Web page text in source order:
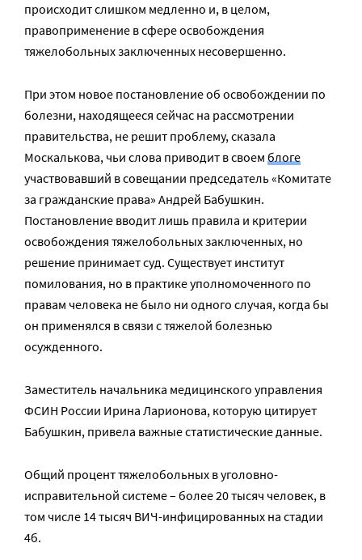
происходит слишком медленно и, в целом,
правоприменение в сфере освобождения
тяжелобольных заключенных несовершенно.
При этом новое постановление об освобождении по
болезни, находящееся сейчас на рассмотрении
правительства, не решит проблему, сказала
Москалькова, чьи слова приводит в своем блоге
участвовавший в совещании председатель «Комитате
за гражданские права» Андрей Бабушкин.
Постановление вводит лишь правила и критерии
освобождения тяжелобольных заключенных, но
решение принимает суд. Существует институт
помилования, но в практике уполномоченного по
правам человека не было ни одного случая, когда бы
он применялся в связи с тяжелой болезнью
осужденного.
Заместитель начальника медицинского управления
ФСИН России Ирина Ларионова, которую цитирует
Бабушкин, привела важные статистические данные.
Общий процент тяжелобольных в уголовно-
исправительной системе – более 20 тысяч человек, в
том числе 14 тысяч ВИЧ-инфицированных на стадии
4б.